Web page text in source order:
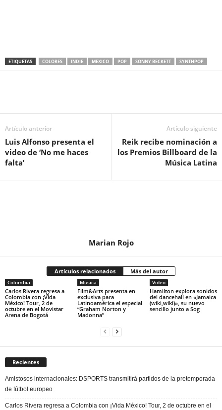
ETIQUETAS COLORES INDIE MEXICO POP SONNY BECKETT SYNTHPOP
Artículo anterior
Luis Alfonso presenta el
video de ‘No me haces
falta’
Artículo siguiente
Reik recibe nominación a
los Premios Billboard de la
Música Latina
Marian Rojo
Artículos relacionados Más del autor
Colombia
Carlos Rivera regresa a
Colombia con ¡Vida
México! Tour, 2 de
octubre en el Movistar
Arena de Bogotá
Musica
Film&Arts presenta en
exclusiva para
Latinoamérica el especial
“Graham Norton y
Madonna”
Video
Hamilton explora sonidos
del dancehall en «Jamaica
(wiki,wiki)», su nuevo
sencillo junto a Sog
Recientes
Amistosos internacionales: DSPORTS transmitirá partidos de la pretemporada
de fútbol europeo
Carlos Rivera regresa a Colombia con ¡Vida México! Tour, 2 de octubre en el